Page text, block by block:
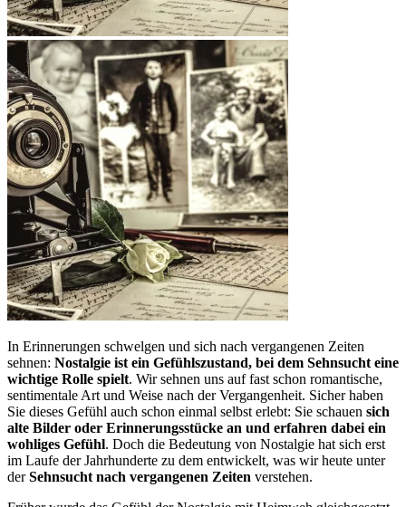
In Erinnerungen schwelgen und sich nach vergangenen Zeiten
sehnen: Nostalgie ist ein Gefühlszustand, bei dem Sehnsucht eine
wichtige Rolle spielt. Wir sehnen uns auf fast schon romantische,
sentimentale Art und Weise nach der Vergangenheit. Sicher haben
Sie dieses Gefühl auch schon einmal selbst erlebt: Sie schauen sich
alte Bilder oder Erinnerungsstücke an und erfahren dabei ein
wohliges Gefühl. Doch die Bedeutung von Nostalgie hat sich erst
im Laufe der Jahrhunderte zu dem entwickelt, was wir heute unter
derSehnsucht nach vergangenen Zeiten verstehen.